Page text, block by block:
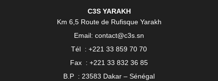
C3S YARAKH
Km 6,5 Route de Rufisque Yarakh
Email: contact@c3s.sn
Tél : +221 33 859 70 70
Fax : +221 33 832 36 85
B.P : 23583 Dakar – Sénégal